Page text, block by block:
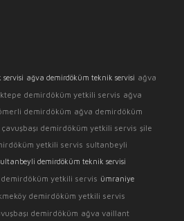
ağva demirdöküm teknik servisi ağva
demirdöküm yetkili servis ağva
demirdöküm ağva demirdöküm
çavuşbaşı demirdöküm yetkili servis şile
yetkili servis sultanbeyli
demirdöküm teknik servisi
yetkili servis ümraniye
demirdöküm yetkili servis
demirdöküm ağva vaillant